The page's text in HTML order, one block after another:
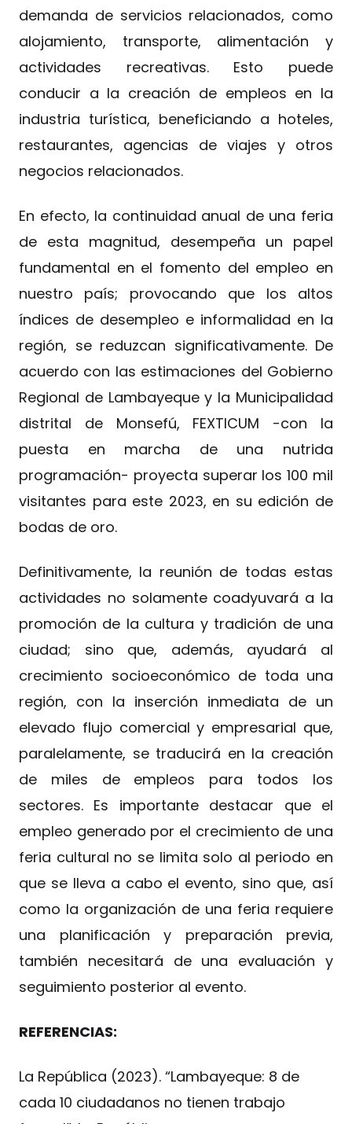
demanda de servicios relacionados, como
alojamiento, transporte, alimentación y
actividades recreativas. Esto puede
conducir a la creación de empleos en la
industria turística, beneficiando a hoteles,
restaurantes, agencias de viajes y otros
negocios relacionados.
En efecto, la continuidad anual de una feria
de esta magnitud, desempeña un papel
fundamental en el fomento del empleo en
nuestro país; provocando que los altos
índices de desempleo e informalidad en la
región, se reduzcan significativamente. De
acuerdo con las estimaciones del Gobierno
Regional de Lambayeque y la Municipalidad
distrital de Monsefú, FEXTICUM -con la
puesta en marcha de una nutrida
programación- proyecta superar los 100 mil
visitantes para este 2023, en su edición de
bodas de oro.
Definitivamente, la reunión de todas estas
actividades no solamente coadyuvará a la
promoción de la cultura y tradición de una
ciudad; sino que, además, ayudará al
crecimiento socioeconómico de toda una
región, con la inserción inmediata de un
elevado flujo comercial y empresarial que,
paralelamente, se traducirá en la creación
de miles de empleos para todos los
sectores. Es importante destacar que el
empleo generado por el crecimiento de una
feria cultural no se limita solo al periodo en
que se lleva a cabo el evento, sino que, así
como la organización de una feria requiere
una planificación y preparación previa,
también necesitará de una evaluación y
seguimiento posterior al evento.
REFERENCIAS:
La República (2023). “Lambayeque: 8 de
cada 10 ciudadanos no tienen trabajo